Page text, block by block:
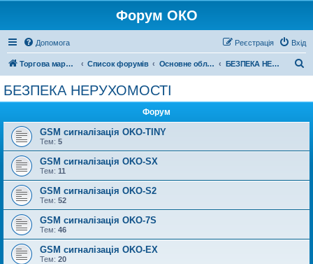
Форум ОКО
Допомога Вхід
Реєстрація
Торгова марка ОКО Список форумів Основне обладнання БЕЗПЕКА НЕРУХОМОСТІ
БЕЗПЕКА НЕРУХОМОСТІ
Форум
GSM сигналізація OKO-TINY
Тем: 5
GSM сигналізація OKO-SX
Тем: 11
GSM сигналізація OKO-S2
Тем: 52
GSM сигналізація OKO-7S
Тем: 46
GSM сигналізація OKO-EX
Тем: 20